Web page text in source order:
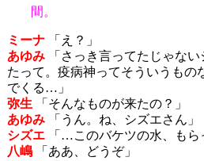
間。
ミーナ「え？」
あゆみ「さっき言ってたじゃない
たって。疫病神ってそういうもの
でくる…」
弥生 「そんなものが来たの？」
あゆみ「うん。ね、シズエさん」
シズエ「…このバケツの水、もら
八嶋「ああ、どうぞ」